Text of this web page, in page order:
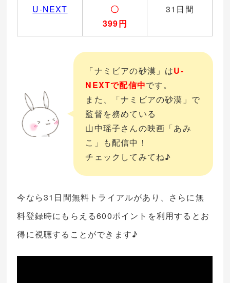
U-NEXT
〇
399円
31日間
「ナミビアの砂漠」はU-
NEXTで配信中です。
また、「ナミビアの砂漠」で
監督を務めている
山中瑶子さんの映画「あみ
こ」も配信中！
チェックしてみてね♪
今なら31日間無料トライアルがあり、さらに無
料登録時にもらえる600ポイントを利用するとお
得に視聴することができます♪